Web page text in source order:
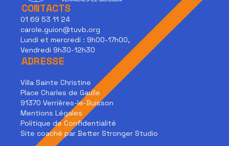
CONTACTS
01 69 53 11 24
carole.guion@tuvb.org
Lundi et mercredi : 9h00-17h00,
Vendredi 9h30-12h30
ADRESSE
Villa Sainte Christine
Place Charles de Gaulle
91370 Verrières-le-Buisson
Mentions Légales
Politique de Confidentialité
Site coaché par Better Stronger Studio